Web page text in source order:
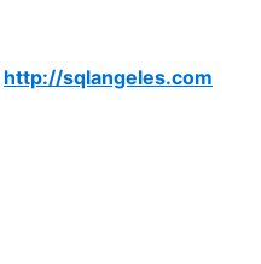
http://sqlangeles.com